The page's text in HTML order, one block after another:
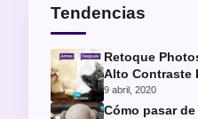
Tendencias
Retoque
Alto Contraste
9 abril, 2020
Cómo pasar